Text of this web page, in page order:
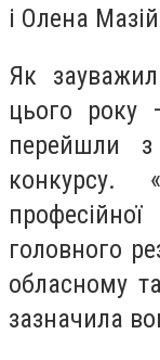
і Олена
Як
цього року
перейшли
конкурсу.
головного
обласному
зазначила